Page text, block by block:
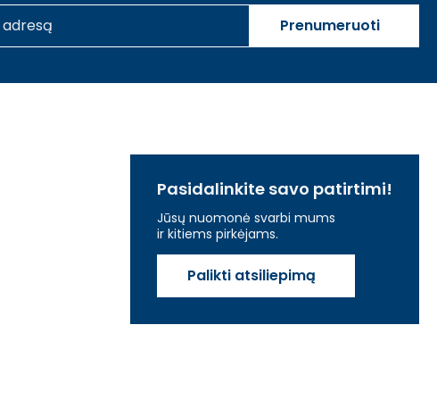
Prenumeruoti
Pasidalinkite savo patirtimi!
Jūsų nuomonė svarbi mums
ir kitiems pirkėjams.
Palikti atsiliepimą